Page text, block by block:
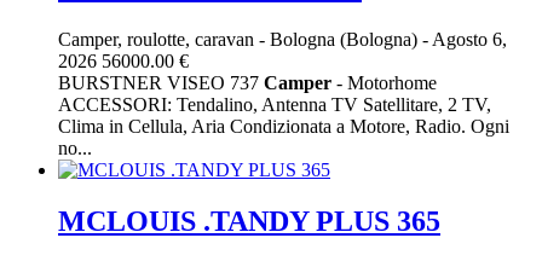
Camper, roulotte, caravan - Bologna (Bologna) - Agosto 6,
2026 56000.00 €
BURSTNER VISEO 737 Camper - Motorhome
ACCESSORI: Tendalino, Antenna TV Satellitare, 2 TV,
Clima in Cellula, Aria Condizionata a Motore, Radio. Ogni
no...
MCLOUIS .TANDY PLUS 365